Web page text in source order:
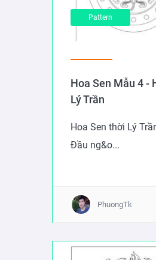
Pattern
Hoa Sen Mẫu 4 -
Lý Trần
Hoa Sen thời Lý
Đầu ng&o...
PhuongTk